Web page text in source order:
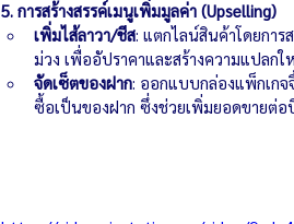
5. การสร้างสรรค์เมนูเพิ่มมูลค่า (Upselling)
เพิ่มไส้ลาวา/ชีส: แตกไลน์สินค้าโดยการ
ม่วง เพื่ออัปราคาและสร้างความแปลกใ
จัดเซ็ตของฝาก: ออกแบบกล่องแพ็กเกจ
ซื้อเป็นของฝาก ซึ่งช่วยเพิ่มยอดขายต่อ